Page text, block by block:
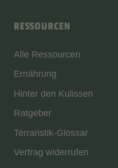
RESSOURCEN
Alle Ressourcen
Ernährung
Hinter den Kulissen
Ratgeber
Terraristik-Glossar
Vertrag widerrufen